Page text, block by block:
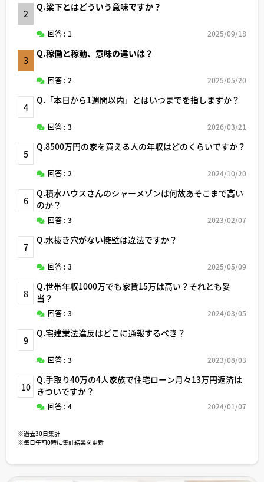
2
Q.梁下とはどういう意味ですか？
回答 : 1 2025/09/18
3
Q.稼働と稼動、意味の違いは？
回答 : 2 2025/05/20
4
Q.「本日から1週間以内」とはいつまでを指しますか？
回答 : 3 2026/03/21
5
Q.8500万円の家を買える人の年収はどのくらいですか？
回答 : 2 2024/10/20
6
Q.積水ハウスさんのシャーメゾンは何故あそこまで高い
のか？
回答 : 3 2023/02/07
7
Q.水抜き穴がない擁壁は違法ですか？
回答 : 3 2025/05/09
8
Q.世帯年収1000万でも家賃15万は高い？それとも妥
当？
回答 : 3 2024/03/05
9
Q.宅建業法違反はどこに通報するべき？
回答 : 3 2023/08/03
10
Q.手取り40万の4人家族で住宅ローン月々13万円返済は
きついですか？
回答 : 4 2024/01/07
※過去30日集計
※毎日午前0時に集計結果を更新